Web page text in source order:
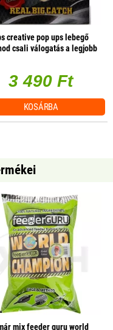
creative pop ups lebegő
csali válogatás a legjobb
3 490 Ft
KOSÁRBA
mix feeder guru world